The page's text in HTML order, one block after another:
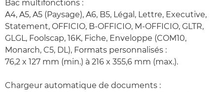
Bac multifonctions :
A4, A5, A5 (Paysage), A6, B5, Légal, Lettre, Executive,
Statement, OFFICIO, B-OFFICIO, M-OFFICIO, GLTR,
GLGL, Foolscap, 16K, Fiche, Enveloppe (COM10,
Monarch, C5, DL), Formats personnalisés :
76,2 x 127 mm (min.) à 216 x 355,6 mm (max.).
Chargeur automatique de documents :